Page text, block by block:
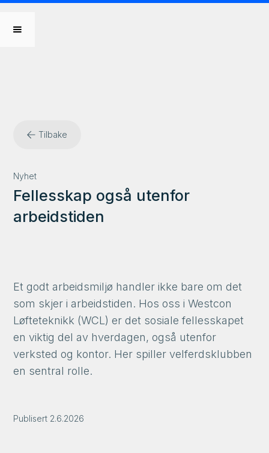
Tilbake
Nyhet
Fellesskap også utenfor
arbeidstiden
Et godt arbeidsmiljø handler ikke bare om det
som skjer i arbeidstiden. Hos oss i Westcon
Løfteteknikk (WCL) er det sosiale fellesskapet
en viktig del av hverdagen, også utenfor
verksted og kontor. Her spiller velferdsklubben
en sentral rolle.
Publisert 2.6.2026